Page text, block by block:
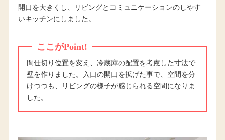
開口を大きくし、リビングとコミュニケーションのしやす
いキッチンにしました。
ここがPoint!
間仕切り位置を変え、冷蔵庫の配置を考慮した寸法で
壁を作りました。入口の開口を拡げた事で、空間を分
けつつも、リビングの様子が感じられる空間になりま
した。